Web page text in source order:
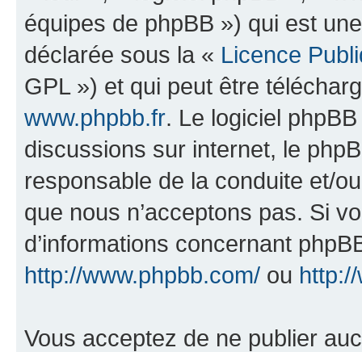
équipes de phpBB ») qui est
déclarée sous la « Licence
GPL ») et qui peut être
www.phpbb.fr. Le logiciel
discussions sur internet, le
responsable de la conduite et/
que nous n’acceptons pas. Si
d’informations concernant
http://www.phpbb.com/ ou
Vous acceptez de ne publier